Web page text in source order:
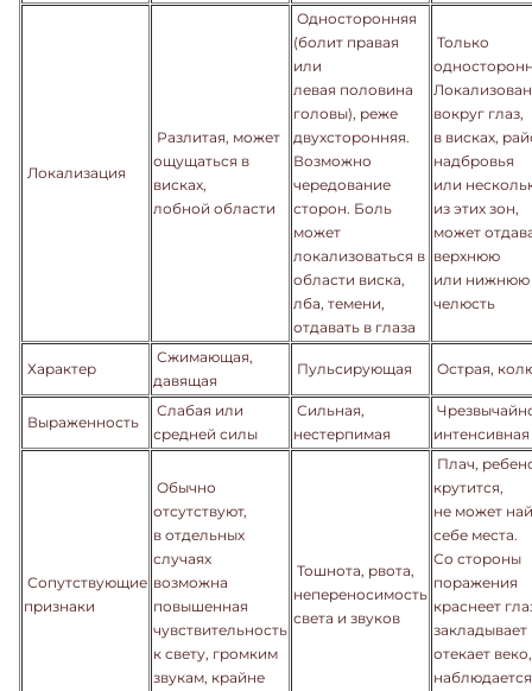
Локализация
Разлитая, может
ощущаться в
висках,
лобной области
Односторонняя
(болит правая
или
левая половина
головы), реже
двухсторонняя.
Возможно
чередование
сторон. Боль
может
локализоваться в
области виска,
лба, темени,
отдавать в глаза
Только
вокруг глаз,
в висках,
надбровья
или
из этих зон,
может
верхнюю
или нижнюю
челюсть
Характер
Сжимающая,
давящая
Пульсирующая Острая,
Выраженность
Слабая или
средней силы
Сильная,
нестерпимая
интенсивная
Сопутствующие
признаки
Обычно
отсутствуют,
в отдельных
случаях
возможна
повышенная
чувствительность
к свету, громким
звукам, крайне
Тошнота, рвота,
непереносимость
света и звуков
Плач,
крутится,
не может
себе места.
Со стороны
поражения
краснеет
закладывает
отекает веко,
наблюдается